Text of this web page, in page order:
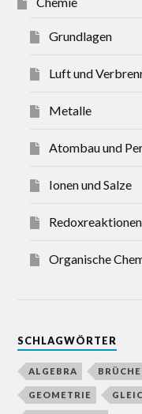
Grundlagen
Luft und
Metalle
Atombau und
Ionen und Salze
Redoxreaktionen
Organische
SCHLAGWÖRTER
ALGEBRA BRÜCHE
GEOMETRIE